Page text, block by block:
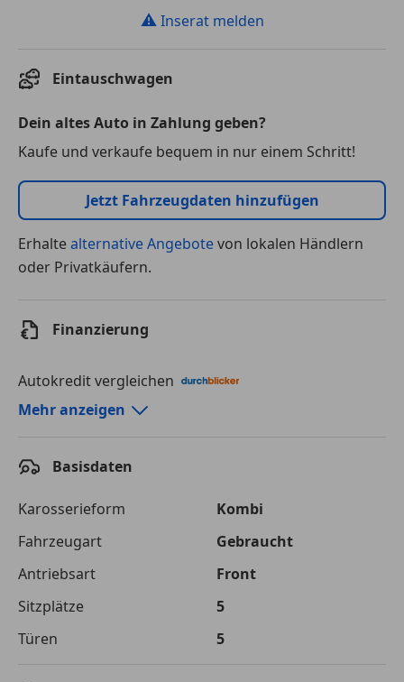
⚠ Inserat melden
Eintauschwagen
Dein altes Auto in Zahlung geben?
Kaufe und verkaufe bequem in nur einem Schritt!
Jetzt Fahrzeugdaten hinzufügen
Erhaltealternative Angebotevon lokalen Händlern
oder Privatkäufern.
Finanzierung
Autokredit vergleichen
Autokredit-Rechner von durchblicker.at
Laufzeit
120 Monate
Kreditbetrag
€ 7 000,-
Zu zahlender
Gesamtbetrag
€ 9 862,-
Mehr anzeigen
Basisdaten
Karosserieform
Kombi
Fahrzeugart
Gebraucht
Antriebsart
Front
Sitzplätze
5
Türen
5